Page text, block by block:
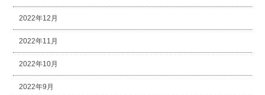
2022年12月
2022年11月
2022年10月
2022年9月